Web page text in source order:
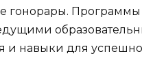
гонорары.
и навыки для